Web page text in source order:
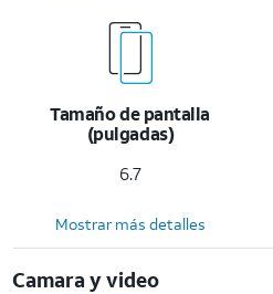
Tamaño de pantalla
(pulgadas)
6.7
Mostrar más detalles
Camara y video